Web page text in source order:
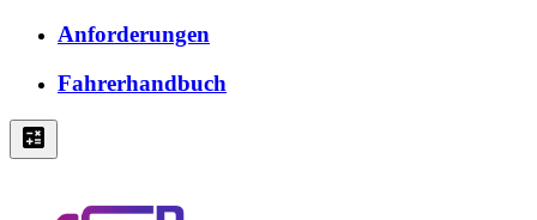
Anforderungen
Fahrerhandbuch